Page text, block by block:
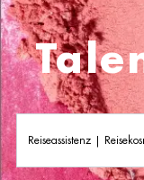
Reiseassistenz |